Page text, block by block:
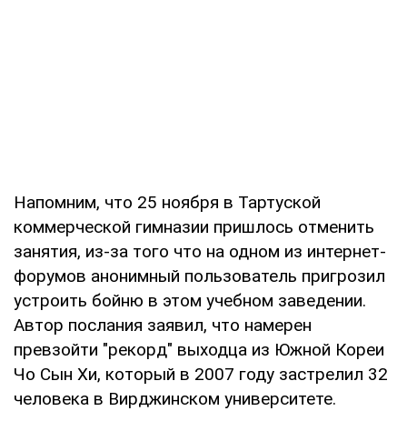
Напомним, что 25 ноября в Тартуской
коммерческой гимназии пришлось отменить
занятия, из-за того что на одном из интернет-
форумов анонимный пользователь пригрозил
устроить бойню в этом учебном заведении.
Автор послания заявил, что намерен
превзойти "рекорд" выходца из Южной Кореи
Чо Сын Хи, который в 2007 году застрелил 32
человека в Вирджинском университете.